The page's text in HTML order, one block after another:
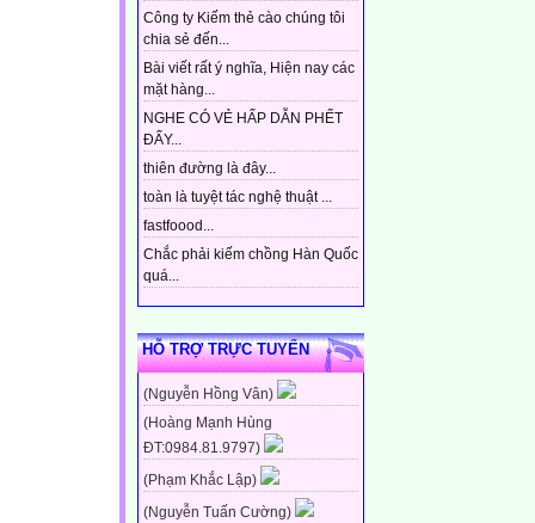
Công ty Kiếm thẻ cào chúng tôi
chia sẻ đến...
Bài viết rất ý nghĩa, Hiện nay các
mặt hàng...
NGHE CÓ VẺ HẤP DẪN PHẾT
ĐẤY...
thiên đường là đây...
toàn là tuyệt tác nghệ thuật ...
fastfoood...
Chắc phải kiếm chồng Hàn Quốc
quá...
HỖ TRỢ TRỰC TUYẾN
(Nguyễn Hồng Vân)
(Hoàng Mạnh Hùng
ĐT:0984.81.9797)
(Phạm Khắc Lập)
(Nguyễn Tuấn Cường)